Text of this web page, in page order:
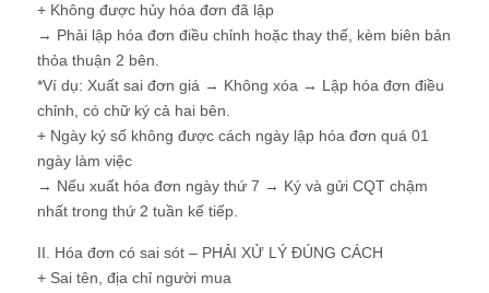
+ Không được hủy hóa đơn đã lập
→ Phải lập hóa đơn điều chỉnh hoặc thay thế, kèm biên bản
thỏa thuận 2 bên.
*Ví dụ: Xuất sai đơn giá → Không xóa → Lập hóa đơn điều
chỉnh, có chữ ký cả hai bên.
+ Ngày ký số không được cách ngày lập hóa đơn quá 01
ngày làm việc
→ Nếu xuất hóa đơn ngày thứ 7 → Ký và gửi CQT chậm
nhất trong thứ 2 tuần kế tiếp.
II. Hóa đơn có sai sót – PHẢI XỬ LÝ ĐÚNG CÁCH
+ Sai tên, địa chỉ người mua